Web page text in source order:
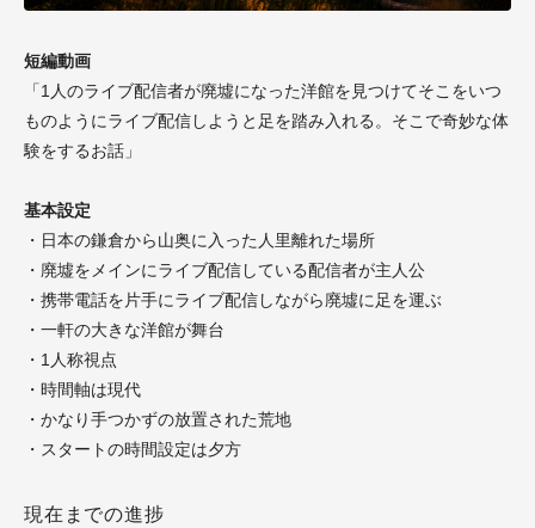
短編動画
「1人のライブ配信者が廃墟になった洋館を見つけてそこをいつ
ものようにライブ配信しようと足を踏み入れる。そこで奇妙な体
験をするお話」
基本設定
・日本の鎌倉から山奥に入った人里離れた場所
・廃墟をメインにライブ配信している配信者が主人公
・携帯電話を片手にライブ配信しながら廃墟に足を運ぶ
・一軒の大きな洋館が舞台
・1人称視点
・時間軸は現代
・かなり手つかずの放置された荒地
・スタートの時間設定は夕方
現在までの進捗